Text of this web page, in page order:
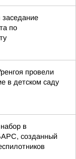
по
провели
в детском саду
в
созданный